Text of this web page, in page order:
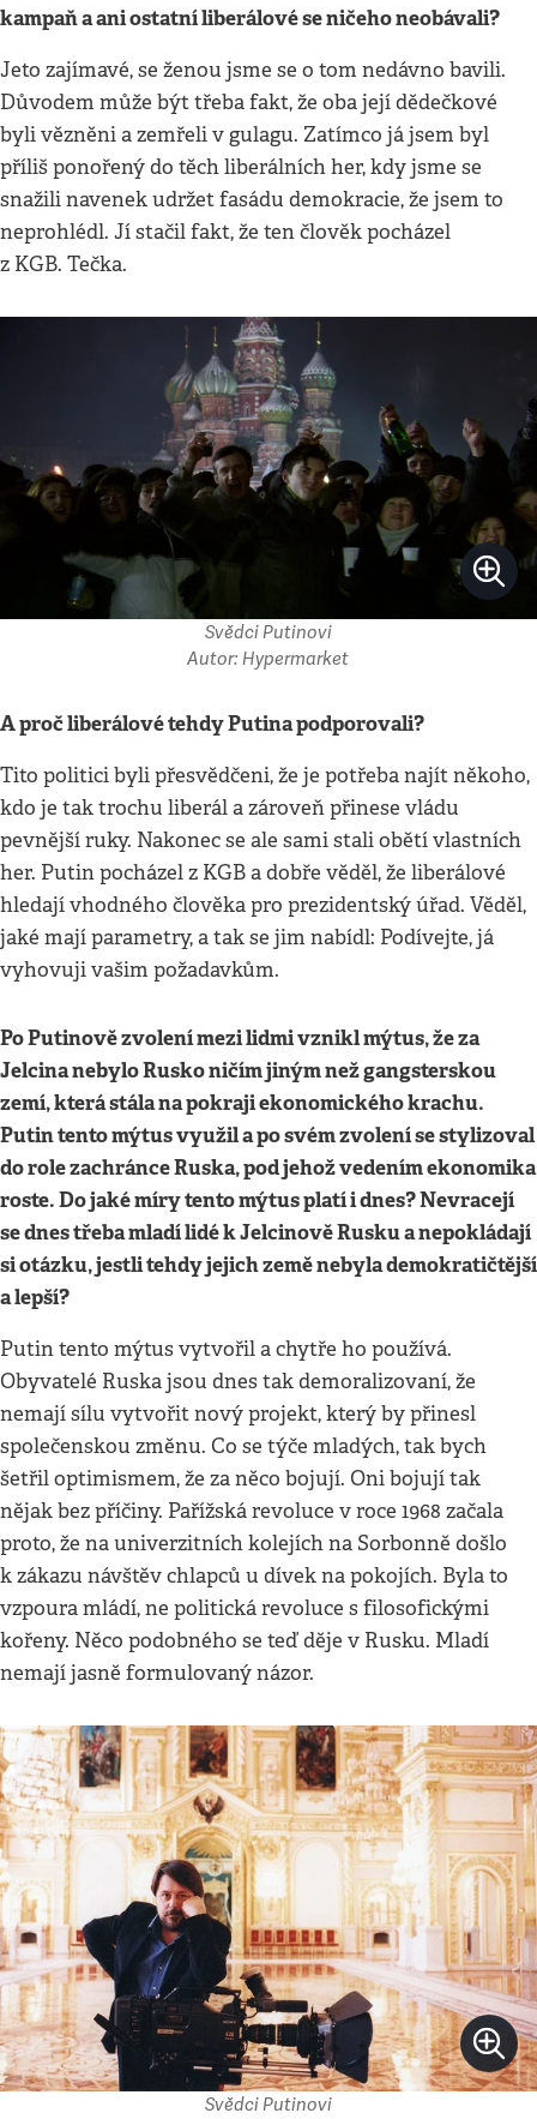
kampaň a ani ostatní liberálové se ničeho neobávali?
Jeto zajímavé, se ženou jsme se o tom nedávno bavili.
Důvodem může být třeba fakt, že oba její dědečkové
byli vězněni a zemřeli v gulagu. Zatímco já jsem byl
příliš ponořený do těch liberálních her, kdy jsme se
snažili navenek udržet fasádu demokracie, že jsem to
neprohlédl. Jí stačil fakt, že ten člověk pocházel
z KGB. Tečka.
Svědci Putinovi
Autor: Hypermarket
A proč liberálové tehdy Putina podporovali?
Tito politici byli přesvědčeni, že je potřeba najít někoho,
kdo je tak trochu liberál a zároveň přinese vládu
pevnější ruky. Nakonec se ale sami stali obětí vlastních
her. Putin pocházel z KGB a dobře věděl, že liberálové
hledají vhodného člověka pro prezidentský úřad. Věděl,
jaké mají parametry, a tak se jim nabídl: Podívejte, já
vyhovuji vašim požadavkům.
Po Putinově zvolení mezi lidmi vznikl mýtus, že za
Jelcina nebylo Rusko ničím jiným než gangsterskou
zemí, která stála na pokraji ekonomického krachu.
Putin tento mýtus využil a po svém zvolení se stylizoval
do role zachránce Ruska, pod jehož vedením ekonomika
roste. Do jaké míry tento mýtus platí i dnes? Nevracejí
se dnes třeba mladí lidé k Jelcinově Rusku a nepokládají
si otázku, jestli tehdy jejich země nebyla demokratičtější
a lepší?
Putin tento mýtus vytvořil a chytře ho používá.
Obyvatelé Ruska jsou dnes tak demoralizovaní, že
nemají sílu vytvořit nový projekt, který by přinesl
společenskou změnu. Co se týče mladých, tak bych
šetřil optimismem, že za něco bojují. Oni bojují tak
nějak bez příčiny. Pařížská revoluce v roce 1968 začala
proto, že na univerzitních kolejích na Sorbonně došlo
k zákazu návštěv chlapců u dívek na pokojích. Byla to
vzpoura mládí, ne politická revoluce s filosofickými
kořeny. Něco podobného se teď děje v Rusku. Mladí
nemají jasně formulovaný názor.
Svědci Putinovi